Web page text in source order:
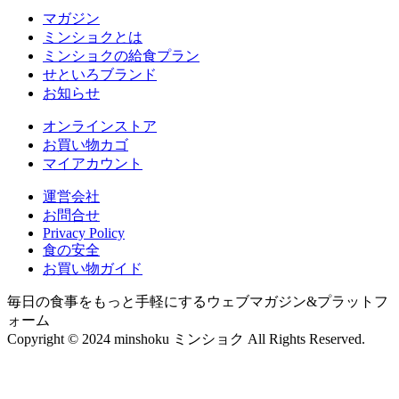
マガジン
ミンショクとは
ミンショクの給食プラン
せといろブランド
お知らせ
オンラインストア
お買い物カゴ
マイアカウント
運営会社
お問合せ
Privacy Policy
食の安全
お買い物ガイド
毎日の食事をもっと手軽にするウェブマガジン&プラットフ
ォーム
Copyright © 2024 minshoku ミンショク All Rights Reserved.